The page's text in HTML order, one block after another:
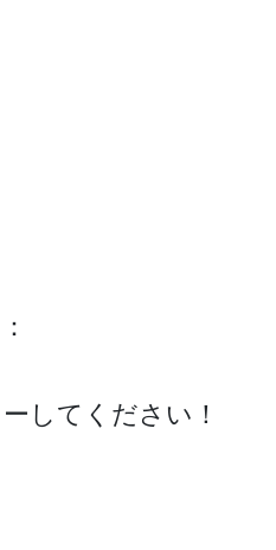
してください！